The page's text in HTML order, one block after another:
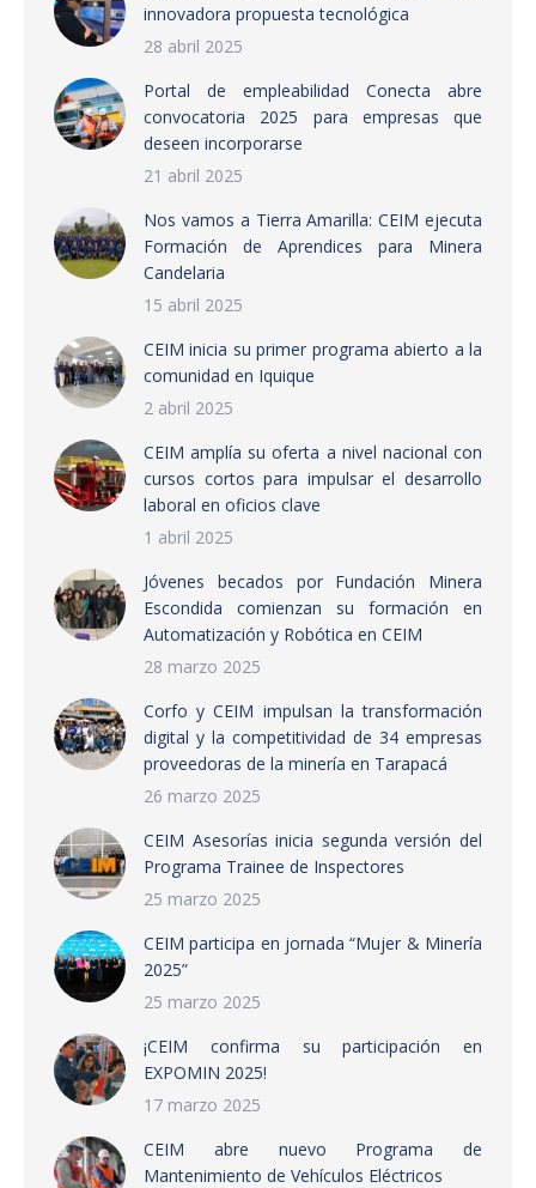
innovadora propuesta tecnológica
28 abril 2025
Portal de empleabilidad Conecta abre
convocatoria 2025 para empresas que
deseen incorporarse
21 abril 2025
Nos vamos a Tierra Amarilla: CEIM ejecuta
Formación de Aprendices para Minera
Candelaria
15 abril 2025
CEIM inicia su primer programa abierto a la
comunidad en Iquique
2 abril 2025
CEIM amplía su oferta a nivel nacional con
cursos cortos para impulsar el desarrollo
laboral en oficios clave
1 abril 2025
Jóvenes becados por Fundación Minera
Escondida comienzan su formación en
Automatización y Robótica en CEIM
28 marzo 2025
Corfo y CEIM impulsan la transformación
digital y la competitividad de 34 empresas
proveedoras de la minería en Tarapacá
26 marzo 2025
CEIM Asesorías inicia segunda versión del
Programa Trainee de Inspectores
25 marzo 2025
CEIM participa en jornada “Mujer & Minería
2025”
25 marzo 2025
¡CEIM confirma su participación en
EXPOMIN 2025!
17 marzo 2025
CEIM abre nuevo Programa de
Mantenimiento de Vehículos Eléctricos